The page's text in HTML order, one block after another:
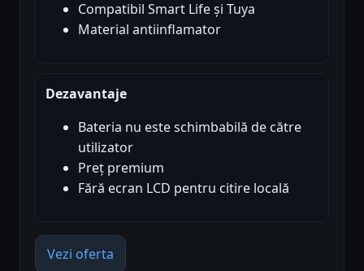
Compatibil Smart Life și Tuya
Material antiinflamator
Dezavantaje
Bateria nu este schimbabilă de către
utilizator
Preț premium
Fără ecran LCD pentru citire locală
Vezi oferta